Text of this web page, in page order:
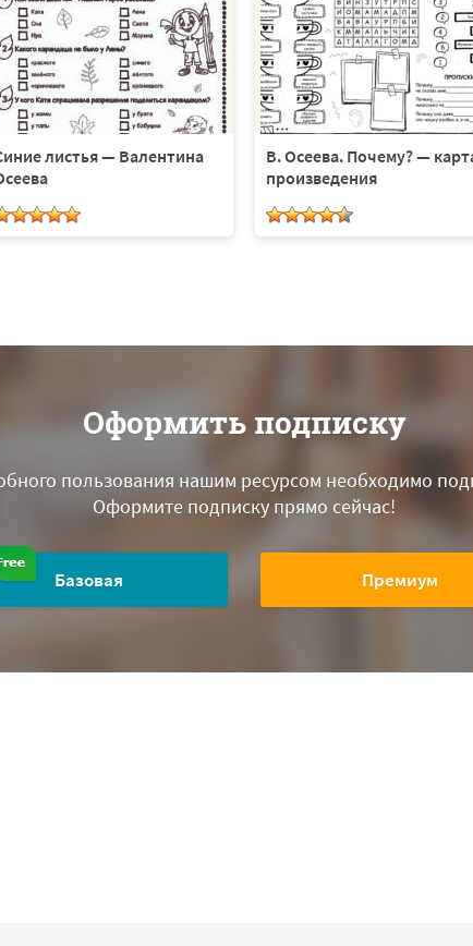
листья — Валентина
В. Осеева. Почему? —
произведения
Оформить подписку
пользования нашим ресурсом необходимо
Оформите подписку прямо сейчас!
Базовая Премиум